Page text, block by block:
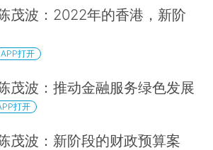
茂波：2022年的香港，新阶
APP打开
茂波：推动金融服务绿色发展
打开
茂波：新阶段的财政预算案